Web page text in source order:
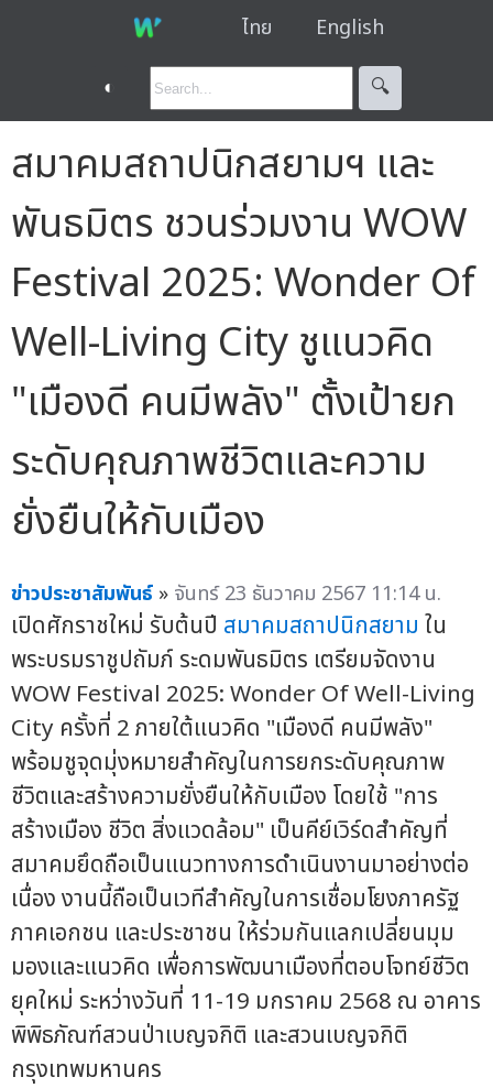
ไทย English
◐ 🔍︎
สมาคมสถาปนิกสยามฯ และ
พันธมิตร ชวนร่วมงาน WOW
Festival 2025: Wonder Of
Well-Living City ชูแนวคิด
"เมืองดี คนมีพลัง" ตั้งเป้ายก
ระดับคุณภาพชีวิตและความ
ยั่งยืนให้กับเมือง
ข่าวประชาสัมพันธ์ » จันทร์ 23 ธันวาคม 2567 11:14 น.
เปิดศักราชใหม่ รับต้นปี สมาคมสถาปนิกสยาม ใน
พระบรมราชูปถัมภ์ ระดมพันธมิตร เตรียมจัดงาน
WOW Festival 2025: Wonder Of Well-Living
City ครั้งที่ 2 ภายใต้แนวคิด "เมืองดี คนมีพลัง"
พร้อมชูจุดมุ่งหมายสำคัญในการยกระดับคุณภาพ
ชีวิตและสร้างความยั่งยืนให้กับเมือง โดยใช้ "การ
สร้างเมือง ชีวิต สิ่งแวดล้อม" เป็นคีย์เวิร์ดสำคัญที่
สมาคมยึดถือเป็นแนวทางการดำเนินงานมาอย่างต่อ
เนื่อง งานนี้ถือเป็นเวทีสำคัญในการเชื่อมโยงภาครัฐ
ภาคเอกชน และประชาชน ให้ร่วมกันแลกเปลี่ยนมุม
มองและแนวคิด เพื่อการพัฒนาเมืองที่ตอบโจทย์ชีวิต
ยุคใหม่ ระหว่างวันที่ 11-19 มกราคม 2568 ณ อาคาร
พิพิธภัณฑ์สวนป่าเบญจกิติ และสวนเบญจกิติ
กรุงเทพมหานคร